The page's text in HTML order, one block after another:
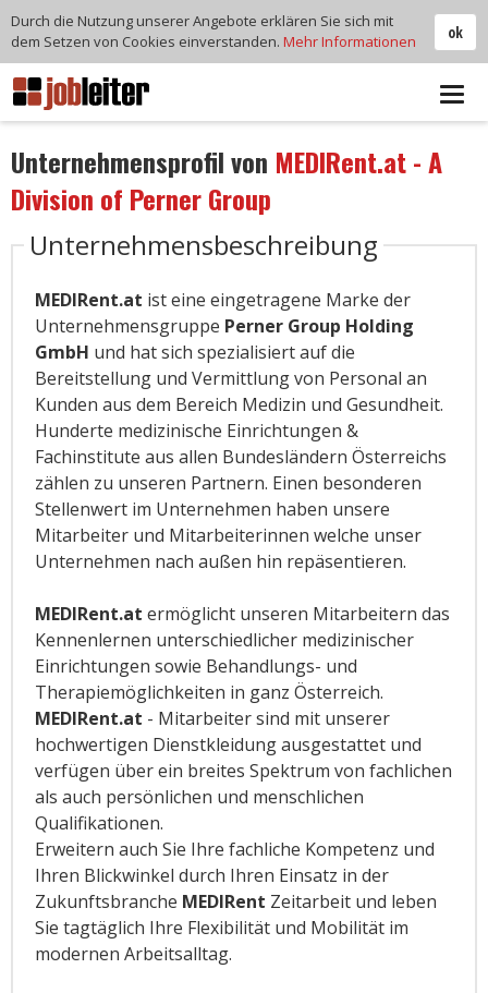
Unternehmensprofil von MEDIRent.at - A
Division of Perner Group
Unternehmensbeschreibung
MEDIRent.at ist eine eingetragene Marke der
Unternehmensgruppe Perner Group Holding
GmbH und hat sich spezialisiert auf die
Bereitstellung und Vermittlung von Personal an
Kunden aus dem Bereich Medizin und Gesundheit.
Hunderte medizinische Einrichtungen &
Fachinstitute aus allen Bundesländern Österreichs
zählen zu unseren Partnern. Einen besonderen
Stellenwert im Unternehmen haben unsere
Mitarbeiter und Mitarbeiterinnen welche unser
Unternehmen nach außen hin repäsentieren.
MEDIRent.at ermöglicht unseren Mitarbeitern das
Kennenlernen unterschiedlicher medizinischer
Einrichtungen sowie Behandlungs- und
Therapiemöglichkeiten in ganz Österreich.
MEDIRent.at - Mitarbeiter sind mit unserer
hochwertigen Dienstkleidung ausgestattet und
verfügen über ein breites Spektrum von fachlichen
als auch persönlichen und menschlichen
Qualifikationen.
Erweitern auch Sie Ihre fachliche Kompetenz und
Ihren Blickwinkel durch Ihren Einsatz in der
Zukunftsbranche MEDIRent Zeitarbeit und leben
Sie tagtäglich Ihre Flexibilität und Mobilität im
modernen Arbeitsalltag.
ok
Durch die Nutzung unserer Angebote erklären Sie sich mit
dem Setzen von Cookies einverstanden. Mehr Informationen